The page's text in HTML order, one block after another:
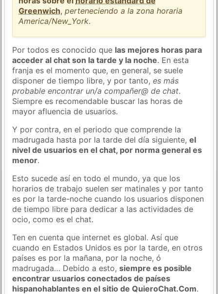
Greenwich,perteneciendo a la zona horaria
America/New_York.
Por todos es conocido que las mejores horas para
acceder al chat son la tarde y la noche. En esta
franja es el momento que, en general, se suele
disponer de tiempo libre, y por tanto,es más
probable encontrar un/a compañer@ de chat.
Siempre es recomendable buscar las horas de
mayor afluencia de usuarios.
Y por contra, en el periodo que comprende la
madrugada hasta por la tarde del día siguiente,el
nivel de usuarios en el chat, por norma general es
menor.
Esto sucede así en todo el mundo, ya que los
horarios de trabajo suelen ser matinales y por tanto
es por la tarde-noche cuando los usuarios disponen
de tiempo libre para dedicar a las actividades de
ocio, como es el chat.
Ten en cuenta que internet es global. Así que
cuando en Estados Unidos es por la tarde, en otros
países es por la mañana, por la noche, ó
madrugada… Debido a esto,siempre es posible
encontrar usuarios conectados de países
hispanohablantes en el sitio de QuieroChat.Com.